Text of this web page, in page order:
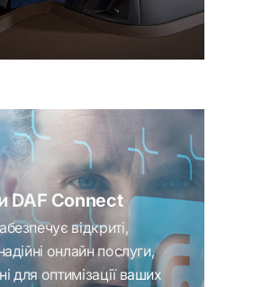
DAF Connect
відкриті,
онлайн послуги,
для оптимізації ваших